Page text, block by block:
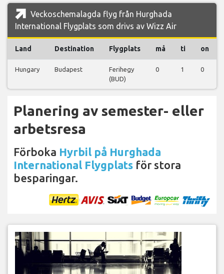
Veckoschemalagda flyg från Hurghada
International Flygplats som drivs av Wizz Air
Land Destination Flygplats må ti on
Hungary Budapest
Ferihegy
(BUD)
0 1 0
Planering av semester- eller
arbetsresa
Förboka Hyrbil på Hurghada
International Flygplats för stora
besparingar.